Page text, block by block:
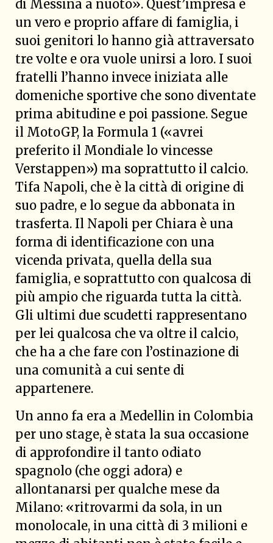
di Messina a nuoto». Quest’impresa è
un vero e proprio affare di famiglia, i
suoi genitori lo hanno già attraversato
tre volte e ora vuole unirsi a loro. I suoi
fratelli l’hanno invece iniziata alle
domeniche sportive che sono diventate
prima abitudine e poi passione. Segue
il MotoGP, la Formula 1 («avrei
preferito il Mondiale lo vincesse
Verstappen») ma soprattutto il calcio.
Tifa Napoli, che è la città di origine di
suo padre, e lo segue da abbonata in
trasferta. Il Napoli per Chiara è una
forma di identificazione con una
vicenda privata, quella della sua
famiglia, e soprattutto con qualcosa di
più ampio che riguarda tutta la città.
Gli ultimi due scudetti rappresentano
per lei qualcosa che va oltre il calcio,
che ha a che fare con l’ostinazione di
una comunità a cui sente di
appartenere.
Un anno fa era a Medellin in Colombia
per uno stage, è stata la sua occasione
di approfondire il tanto odiato
spagnolo (che oggi adora) e
allontanarsi per qualche mese da
Milano: «ritrovarmi da sola, in un
monolocale, in una città di 3 milioni e